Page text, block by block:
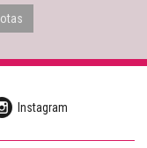
Instagram